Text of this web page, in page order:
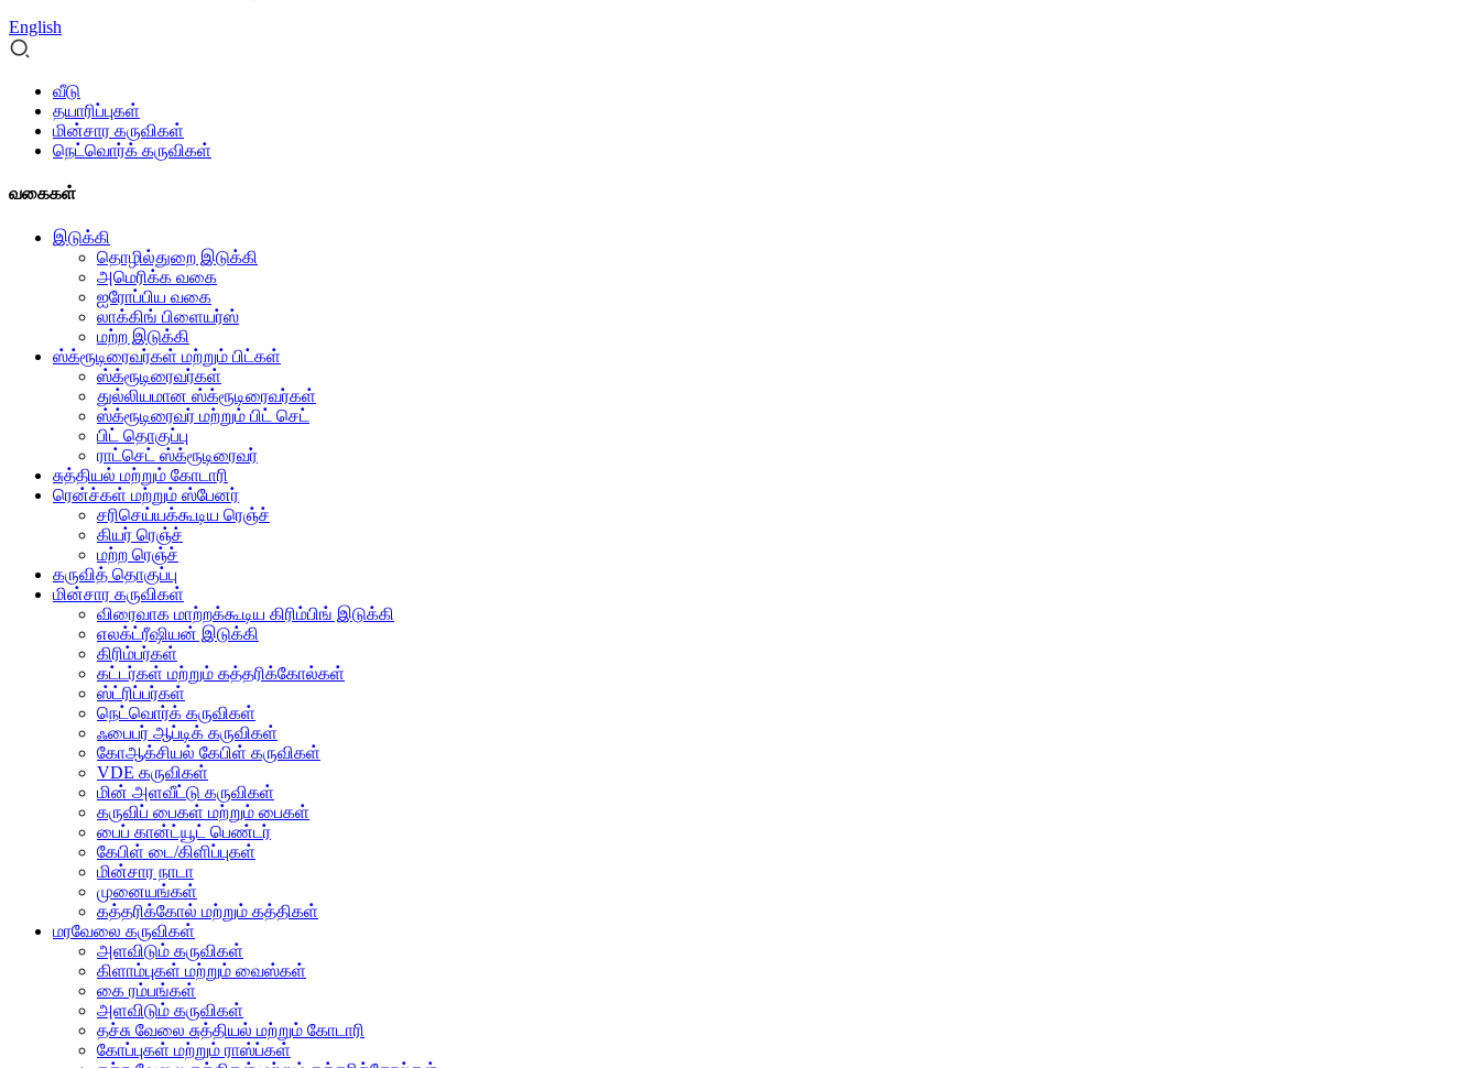
English
வீடு
தயாரிப்புகள்
மின்சார கருவிகள்
நெட்வொர்க் கருவிகள்
வகைகள்
இடுக்கி
தொழில்துறை இடுக்கி
அமெரிக்க வகை
ஐரோப்பிய வகை
லாக்கிங் பிளையர்ஸ்
மற்ற இடுக்கி
ஸ்க்ரூடிரைவர்கள் மற்றும் பிட்கள்
ஸ்க்ரூடிரைவர்கள்
துல்லியமான ஸ்க்ரூடிரைவர்கள்
ஸ்க்ரூடிரைவர் மற்றும் பிட் செட்
பிட் தொகுப்பு
ராட்செட் ஸ்க்ரூடிரைவர்
சுத்தியல் மற்றும் கோடாரி
ரென்ச்கள் மற்றும் ஸ்பேனர்
சரிசெய்யக்கூடிய ரெஞ்ச்
கியர் ரெஞ்ச்
மற்ற ரெஞ்ச்
கருவித் தொகுப்பு
மின்சார கருவிகள்
விரைவாக மாற்றக்கூடிய கிரிம்பிங் இடுக்கி
எலக்ட்ரீஷியன் இடுக்கி
கிரிம்பர்கள்
கட்டர்கள் மற்றும் கத்தரிக்கோல்கள்
ஸ்ட்ரிப்பர்கள்
நெட்வொர்க் கருவிகள்
ஃபைபர் ஆப்டிக் கருவிகள்
கோஆக்சியல் கேபிள் கருவிகள்
VDE கருவிகள்
மின் அளவீட்டு கருவிகள்
கருவிப் பைகள் மற்றும் பைகள்
பைப் கான்ட்யூட் பெண்டர்
கேபிள் டை/கிளிப்புகள்
மின்சார நாடா
முனையங்கள்
கத்தரிக்கோல் மற்றும் கத்திகள்
மரவேலை கருவிகள்
அளவிடும் கருவிகள்
கிளாம்புகள் மற்றும் வைஸ்கள்
கை ரம்பங்கள்
அளவிடும் கருவிகள்
தச்சு வேலை சுத்தியல் மற்றும் கோடாரி
கோப்புகள் மற்றும் ராஸ்ப்கள்